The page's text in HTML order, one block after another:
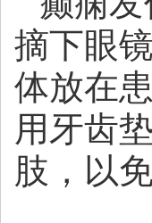
摘下眼
体放在
用牙齿
肢，以